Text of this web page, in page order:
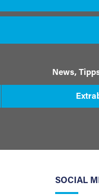
News,
SOCIAL